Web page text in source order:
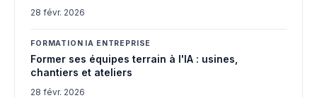
28 févr. 2026
FORMATION IA ENTREPRISE
Former ses équipes terrain à l'IA : usines,
chantiers et ateliers
28 févr. 2026